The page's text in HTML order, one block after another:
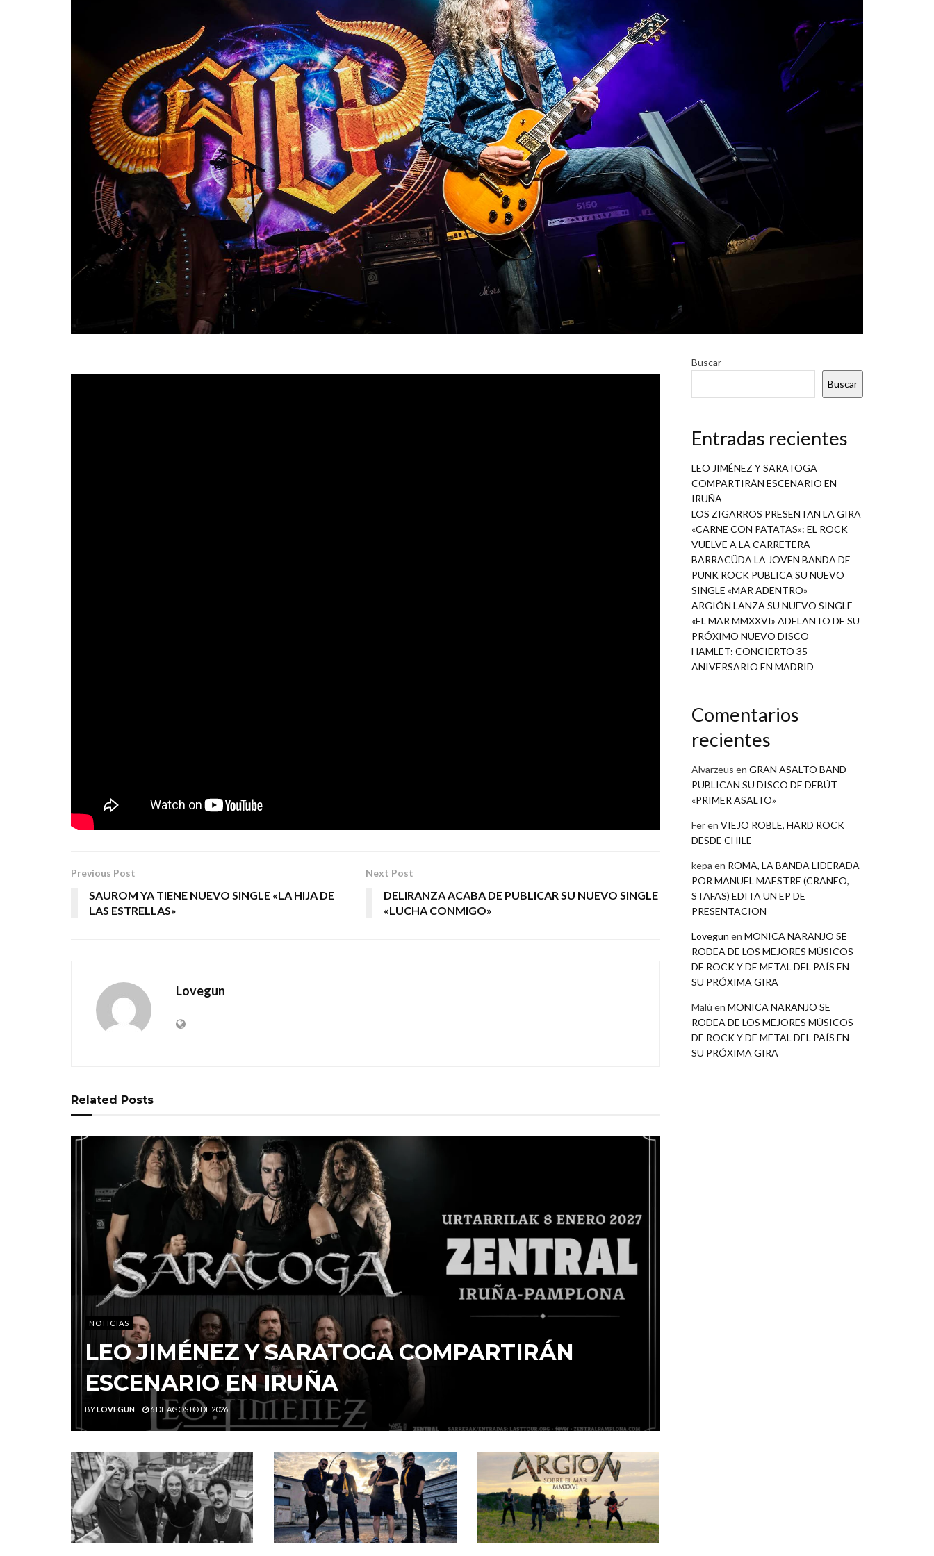
Tags:
Previous Post
SAUROM YA TIENE NUEVO SINGLE «LA HIJA DE
LAS ESTRELLAS»
Next Post
DELIRANZA ACABA DE PUBLICAR SU NUEVO SINGLE
«LUCHA CONMIGO»
Lovegun
Related Posts
NOTICIAS
LEO JIMÉNEZ Y SARATOGA COMPARTIRÁN
ESCENARIO EN IRUÑA
BYLOVEGUN 6 DE AGOSTO DE 2026
Buscar
Buscar
Entradas recientes
LEO JIMÉNEZ Y SARATOGA
COMPARTIRÁN ESCENARIO EN
IRUÑA
LOS ZIGARROS PRESENTAN LA GIRA
«CARNE CON PATATAS»: EL ROCK
VUELVE A LA CARRETERA
BARRACÜDA LA JOVEN BANDA DE
PUNK ROCK PUBLICA SU NUEVO
SINGLE «MAR ADENTRO»
ARGIÓN LANZA SU NUEVO SINGLE
«EL MAR MMXXVI» ADELANTO DE SU
PRÓXIMO NUEVO DISCO
HAMLET: CONCIERTO 35
ANIVERSARIO EN MADRID
Comentarios
recientes
Alvarzeus en GRAN ASALTO BAND
PUBLICAN SU DISCO DE DEBÚT
«PRIMER ASALTO»
Feren VIEJO ROBLE, HARD ROCK
DESDE CHILE
kepa en ROMA, LA BANDA LIDERADA
POR MANUEL MAESTRE (CRANEO,
STAFAS) EDITA UN EP DE
PRESENTACION
Lovegun en MONICA NARANJO SE
RODEA DE LOS MEJORES MÚSICOS
DE ROCK Y DE METAL DEL PAÍS EN
SU PRÓXIMA GIRA
Malú en MONICA NARANJO SE
RODEA DE LOS MEJORES MÚSICOS
DE ROCK Y DE METAL DEL PAÍS EN
SU PRÓXIMA GIRA